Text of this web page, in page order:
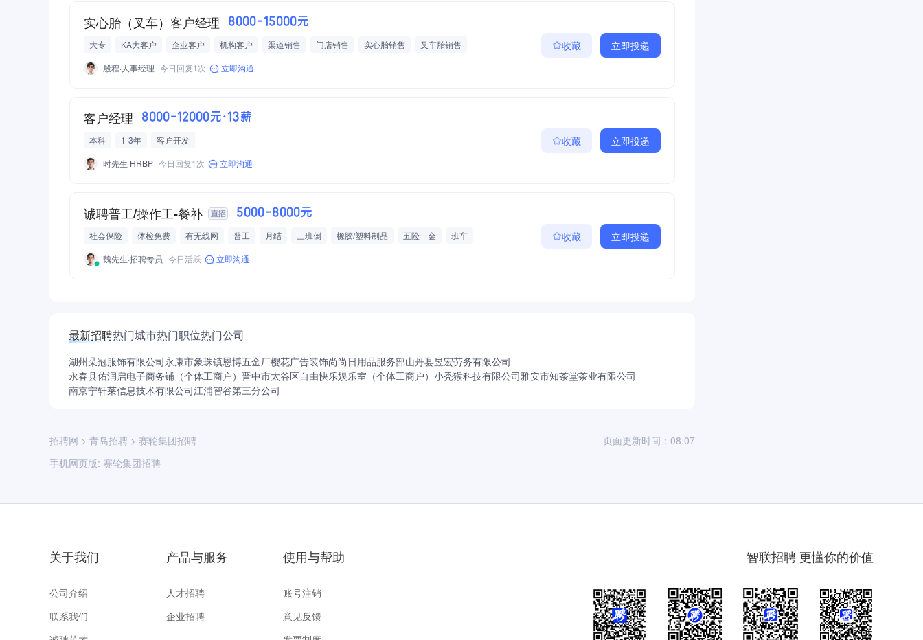
实心胎（叉车）客户经理 8000-15000元
大专 KA大客户 企业客户 机构客户 渠道销售 门店销售 实心胎销售
叉车胎销售
专用设备制造
殷程·人事经理 今日回复1次 立即沟通
收藏 立即投递
客户经理 8000-12000元·13薪
本科 1-3年
客户开发
时先生·HRBP 今日回复1次 立即沟通
收藏 立即投递
诚聘普工/操作工-餐补 5000-8000元
社会保险 体检免费 有无线网 普工 月结 三班倒 橡胶/塑料制品 五险一金
班车
节日福利
魏先生·招聘专员 今日活跃 立即沟通
收藏 立即投递
最新招聘热门城市热门职位热门公司
湖州朵冠服饰有限公司永康市象珠镇恩博五金厂樱花广告装饰尚尚日用品服务部山丹县昱宏劳务有限公司
永春县佑润启电子商务铺（个体工商户） 晋中市太谷区自由快乐娱乐室（个体工商户） 小秃猴科技有限公司雅安市知茶堂茶业有限公司
南京宁轩莱信息技术有限公司江浦智谷第三分公司
招聘网 > 青岛招聘 > 赛轮集团招聘
手机网页版: 赛轮集团招聘
页面更新时间：08.07
关于我们
公司介绍
联系我们
产品与服务
人才招聘
企业招聘
使用与帮助
账号注销
意见反馈
智联招聘 更懂你的价值